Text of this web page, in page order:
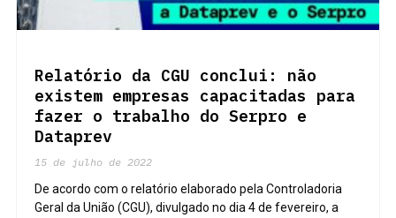
Relatório da CGU conclui: não
existem empresas capacitadas para
fazer o trabalho do Serpro e
Dataprev
15 de julho de 2022
De acordo com o relatório elaborado pela Controladoria
Geral da União (CGU), divulgado no dia 4 de fevereiro, a